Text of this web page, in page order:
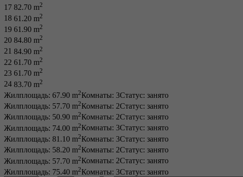
17 82.70 m2
18 61.20 m2
19 61.90 m2
20 84.80 m2
21 84.90 m2
22 61.70 m2
23 61.70 m2
24 83.70 m2
Жилплощадь: 67.90 m2Комнаты: 3Статус: занято
Жилплощадь: 57.70 m2Комнаты: 2Статус: занято
Жилплощадь: 50.90 m2Комнаты: 2Статус: занято
Жилплощадь: 74.00 m2Комнаты: 3Статус: занято
Жилплощадь: 81.10 m2Комнаты: 3Статус: занято
Жилплощадь: 58.20 m2Комнаты: 2Статус: занято
Жилплощадь: 57.70 m2Комнаты: 2Статус: занято
Жилплощадь: 75.40 m2Комнаты: 3Статус: занято